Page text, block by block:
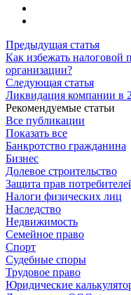
Предыдущая статья
Как избежать налоговой
организации?
Следующая статья
Ликвидация компании в
Рекомендуемые статьи
Все публикации
Показать все
Банкротство гражданина
Бизнес
Долевое строительство
Защита прав
Налоги физических лиц
Наследство
Недвижимость
Семейное право
Спорт
Судебные споры
Трудовое право
Юридические